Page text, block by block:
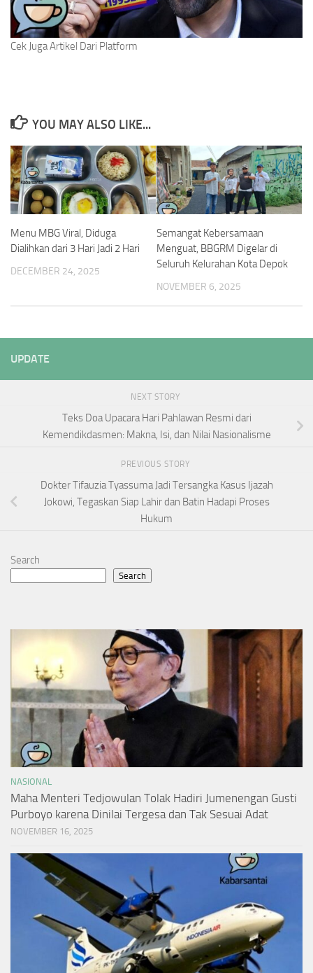
Cek Juga Artikel Dari Platform
YOU MAY ALSO LIKE...
Menu MBG Viral, Diduga
Dialihkan dari 3 Hari Jadi 2 Hari
DECEMBER 24, 2025
Semangat Kebersamaan
Menguat, BBGRM Digelar di
Seluruh Kelurahan Kota Depok
NOVEMBER 6, 2025
UPDATE
NEXT STORY
Teks Doa Upacara Hari Pahlawan Resmi dari
Kemendikdasmen: Makna, Isi, dan Nilai Nasionalisme
PREVIOUS STORY
Dokter Tifauzia Tyassuma Jadi Tersangka Kasus Ijazah
Jokowi, Tegaskan Siap Lahir dan Batin Hadapi Proses
Hukum
Search
Search
NASIONAL
Maha Menteri Tedjowulan Tolak Hadiri Jumenengan Gusti
Purboyo karena Dinilai Tergesa dan Tak Sesuai Adat
NOVEMBER 16, 2025